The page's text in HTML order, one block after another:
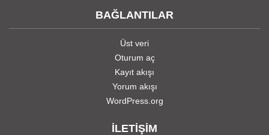
BAĞLANTILAR
Üst veri
Oturum aç
Kayıt akışı
Yorum akışı
WordPress.org
İLETİŞİM